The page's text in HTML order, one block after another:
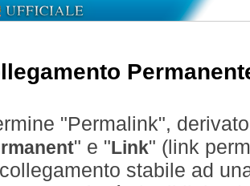
"Permalink",
" e " Link" (link
stabile ad